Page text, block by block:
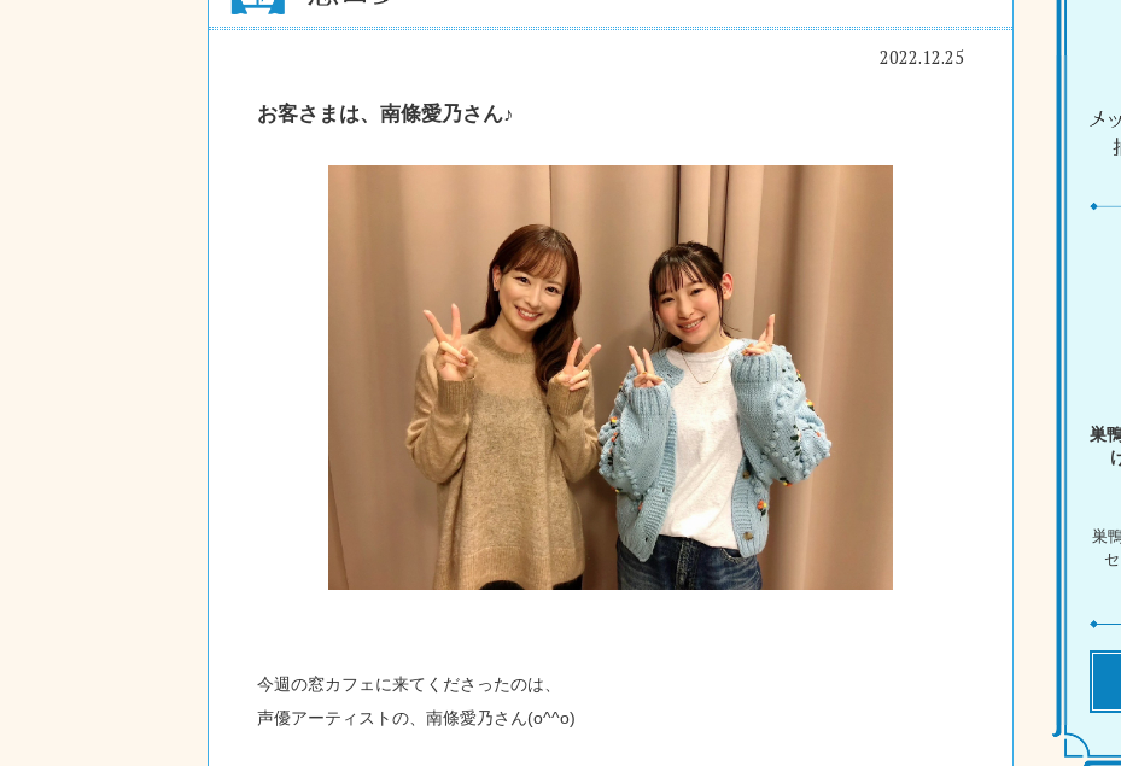
2022.12.25
お客さまは、南條愛乃さん♪
今週の窓カフェに来てくださったのは、
声優アーティストの、南條愛乃さん(o^^o)
巣
巣